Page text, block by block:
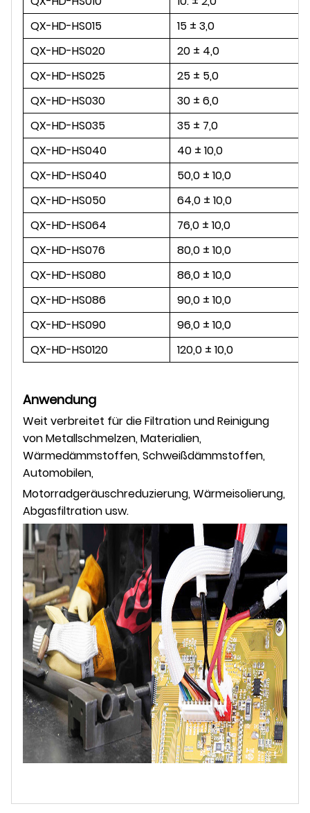
QX-HD-HS015
15 ± 3,0
QX-HD-HS020
20 ± 4,0
QX-HD-HS025
25 ± 5,0
QX-HD-HS030
30 ± 6,0
QX-HD-HS035
35 ± 7,0
QX-HD-HS040
40 ± 10,0
QX-HD-HS040
50,0 ± 10,0
QX-HD-HS050
64,0 ± 10,0
QX-HD-HS064
76,0 ± 10,0
QX-HD-HS076
80,0 ± 10,0
QX-HD-HS080
86,0 ± 10,0
QX-HD-HS086
90,0 ± 10,0
QX-HD-HS090
96,0 ± 10,0
QX-HD-HS0120
120,0 ± 10,0
Anwendung
Weit verbreitet für die Filtration und Reinigung
von Metallschmelzen, Materialien,
Wärmedämmstoffen, Schweißdämmstoffen,
Automobilen,
Motorradgeräuschreduzierung, Wärmeisolierung,
Abgasfiltration usw.